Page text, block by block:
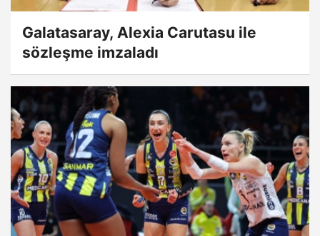
Galatasaray, Alexia Carutasu ile
sözleşme imzaladı